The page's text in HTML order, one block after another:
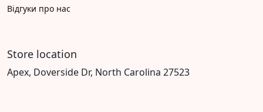
Відгуки про нас
Store location
Apex, Doverside Dr, North Carolina 27523